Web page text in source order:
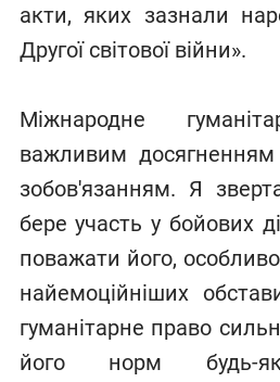
акти, яких зазнали
Другої світової війни».
Міжнародне
важливим
зобов'язанням. Я
бере участь у бойових
поважати його,
найемоційніших
гуманітарне право
його норм будь-